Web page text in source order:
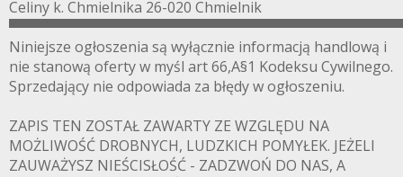
Celiny k. Chmielnika 26-020 Chmielnik
Niniejsze ogłoszenia są wyłącznie informacją handlową i
nie stanową oferty w myśl art 66,A§1 Kodeksu Cywilnego.
Sprzedający nie odpowiada za błędy w ogłoszeniu.
ZAPIS TEN ZOSTAŁ ZAWARTY ZE WZGLĘDU NA
MOŻLIWOŚĆ DROBNYCH, LUDZKICH POMYŁEK. JEŻELI
ZAUWAŻYSZ NIEŚCISŁOŚĆ - ZADZWOŃ DO NAS, A